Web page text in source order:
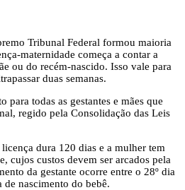
Tribunal Federal formou maioria
maternidade começa a contar a
ou do recém-nascido. Isso vale para
duas semanas.
para todas as gestantes e mães que
regido pela Consolidação das Leis
dura 120 dias e a mulher tem
cujos custos devem ser arcados pela
da gestante ocorre entre o 28º dia
de nascimento do bebê.